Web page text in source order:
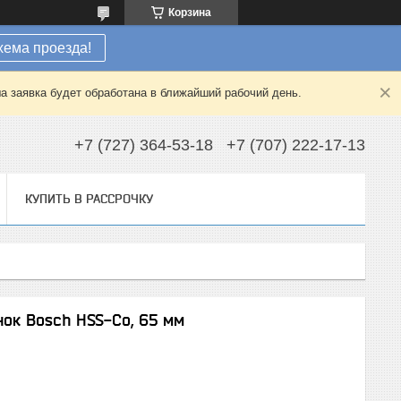
Корзина
проезда!
будет обработана в ближайший рабочий день.
+7 (727) 364-53-18 +7 (707) 222-17-13
КУПИТЬ В РАССРОЧКУ
Bosch HSS-Co, 65 мм